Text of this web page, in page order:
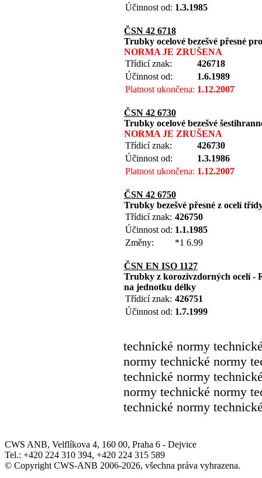
Účinnost od: 1.3.1985
ČSN 42 6718
Trubky ocelové bezešvé přesné
NORMA JE ZRUŠENA
Třídicí znak:
426718
Účinnost od:
1.6.1989
Platnost ukončena: 1.12.2007
ČSN 42 6730
Trubky ocelové bezešvé
NORMA JE ZRUŠENA
Třídicí znak:
426730
Účinnost od:
1.3.1986
Platnost ukončena: 1.12.2007
ČSN 42 6750
Trubky bezešvé přesné z ocelí
Třídicí znak: 426750
Účinnost od: 1.1.1985
Změny:
*1 6.99
ČSN EN ISO 1127
Trubky z korozivzdorných ocelí -
na jednotku délky
Třídicí znak: 426751
Účinnost od: 1.7.1999
technické normy
normy technické normy
technické normy
normy technické normy
technické normy
CWS ANB, Velflíkova 4, 160 00, Praha 6 - Dejvice
Tel.: +420 224 310 394, +420 224 315 589
© Copyright CWS-ANB 2006-2026, všechna práva vyhrazena.